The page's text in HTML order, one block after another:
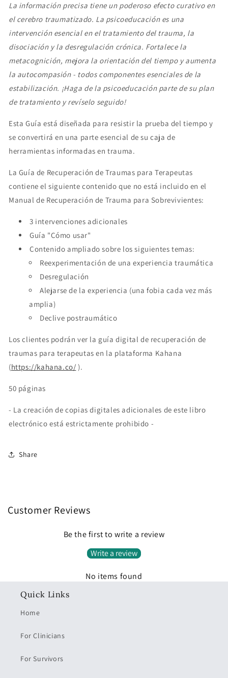
La información precisa tiene un poderoso efecto curativo en
el cerebro traumatizado. La psicoeducación es una
intervención esencial en el tratamiento del trauma, la
disociación y la desregulación crónica. Fortalece la
metacognición, mejora la orientación del tiempo y aumenta
la autocompasión - todos componentes esenciales de la
estabilización. ¡Haga de la psicoeducación parte de su plan
de tratamiento y revíselo seguido!
Esta Guía está diseñada para resistir la prueba del tiempo y
se convertirá en una parte esencial de su caja de
herramientas informadas en trauma.
La Guía de Recuperación de Traumas para Terapeutas
contiene el siguiente contenido que no está incluido en el
Manual de Recuperación de Trauma para Sobrevivientes:
3 intervenciones adicionales
Guía "Cómo usar"
Contenido ampliado sobre los siguientes temas:
Reexperimentación de una experiencia traumática
Desregulación
Alejarse de la experiencia (una fobia cada vez más
amplia)
Declive postraumático
Los clientes podrán ver la guía digital de recuperación de
traumas para terapeutas en la plataforma Kahana
(https://kahana.co/ ).
50 páginas
- La creación de copias digitales adicionales de este libro
electrónico está estrictamente prohibido -
Share
Customer Reviews
Be the first to write a review
Write a review
No items found
Quick Links
Home
For Clinicians
For Survivors